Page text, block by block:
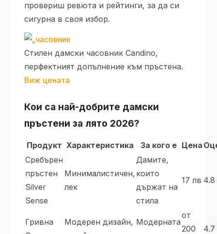
провериш ревюта и рейтинги, за да си
сигурна в своя избор.
Стилен дамски часовник Candino,
перфектният допълнение към пръстена.
Виж цената
Кои са най-добрите дамски
пръстени за лято 2026?
Продукт Характеристика За кого е Цена
Сребърен
пръстен
Silver
Sense
Минималистичен,
лек
Дамите,
които
държат на
стила
17 лв 4.8
Гривна
Модерен дизайн, Модерната
от
200
4.7